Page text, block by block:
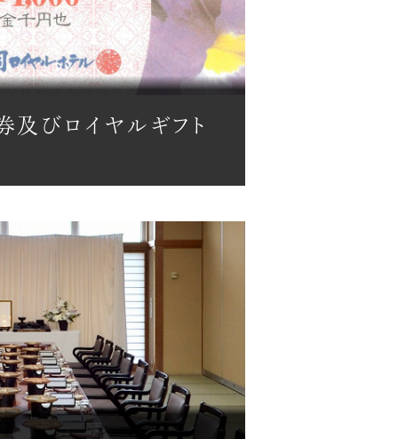
及びロイヤルギフト